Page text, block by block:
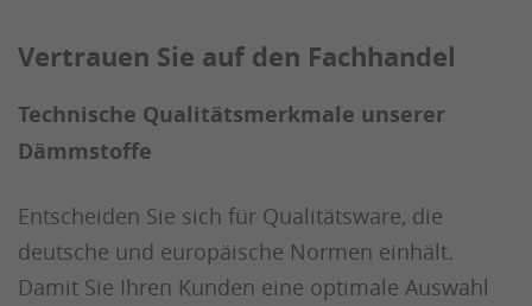
Vertrauen Sie auf den Fachhandel
Technische Qualitätsmerkmale unserer
Dämmstoffe
Entscheiden Sie sich für Qualitätsware, die
deutsche und europäische Normen einhält.
Damit Sie Ihren Kunden eine optimale Auswahl